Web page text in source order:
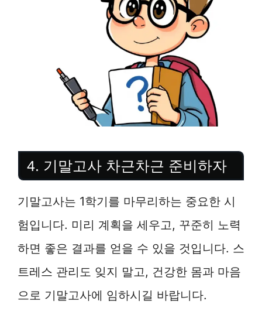
4. 기말고사 차근차근 준비하자
기말고사는 1학기를 마무리하는 중요한 시
험입니다. 미리 계획을 세우고, 꾸준히 노력
하면 좋은 결과를 얻을 수 있을 것입니다. 스
트레스 관리도 잊지 말고, 건강한 몸과 마음
으로 기말고사에 임하시길 바랍니다.